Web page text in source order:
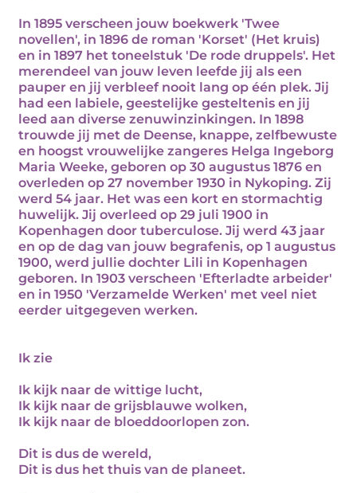
In 1895 verscheen jouw boekwerk 'Twee
novellen', in 1896 de roman 'Korset' (Het kruis)
en in 1897 het toneelstuk 'De rode druppels'. Het
merendeel van jouw leven leefde jij als een
pauper en jij verbleef nooit lang op één plek. Jij
had een labiele, geestelijke gesteltenis en jij
leed aan diverse zenuwinzinkingen. In 1898
trouwde jij met de Deense, knappe, zelfbewuste
en hoogst vrouwelijke zangeres Helga Ingeborg
Maria Weeke, geboren op 30 augustus 1876 en
overleden op 27 november 1930 in Nykoping. Zij
werd 54 jaar. Het was een kort en stormachtig
huwelijk. Jij overleed op 29 juli 1900 in
Kopenhagen door tuberculose. Jij werd 43 jaar
en op de dag van jouw begrafenis, op 1 augustus
1900, werd jullie dochter Lili in Kopenhagen
geboren. In 1903 verscheen 'Efterladte arbeider'
en in 1950 'Verzamelde Werken' met veel niet
eerder uitgegeven werken.
Ik zie
Ik kijk naar de wittige lucht,
Ik kijk naar de grijsblauwe wolken,
Ik kijk naar de bloeddoorlopen zon.
Dit is dus de wereld,
Dit is dus het thuis van de planeet.